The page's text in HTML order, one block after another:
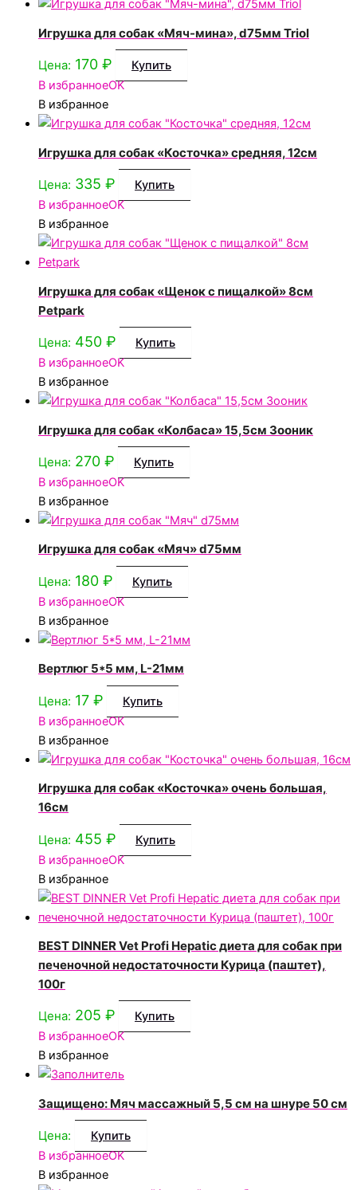
Игрушка для собак «Мяч-мина», d75мм Triol
Цена: 170 ₽
Купить
В избранноеOK
В избранное
Игрушка для собак «Косточка» средняя, 12см
Цена: 335 ₽
Купить
В избранноеOK
В избранное
Игрушка для собак «Щенок с пищалкой» 8см
Petpark
Цена: 450 ₽
Купить
В избранноеOK
В избранное
Игрушка для собак «Колбаса» 15,5см Зооник
Цена: 270 ₽
Купить
В избранноеOK
В избранное
Игрушка для собак «Мяч» d75мм
Цена: 180 ₽
Купить
В избранноеOK
В избранное
Вертлюг 5*5 мм, L-21мм
Цена: 17 ₽
Купить
В избранноеOK
В избранное
Игрушка для собак «Косточка» очень большая,
16см
Цена: 455 ₽
Купить
В избранноеOK
В избранное
BEST DINNER Vet Profi Hepatic диета для собак при
печеночной недостаточности Курица (паштет),
100г
Цена: 205 ₽
Купить
В избранноеOK
В избранное
Защищено: Мяч массажный 5,5 см на шнуре 50 см
Цена:
Купить
В избранноеOK
В избранное